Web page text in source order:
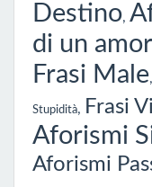
Destino,
di un
Frasi Male,
Stupidità, Frasi
Aforismi
Aforismi